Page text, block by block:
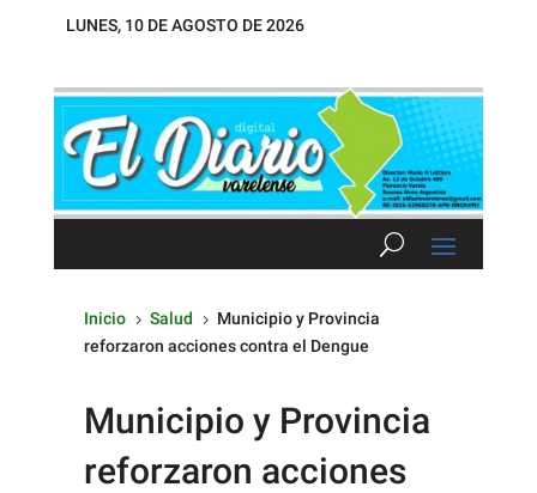
LUNES, 10 DE AGOSTO DE 2026
Inicio 5 Salud 5 Municipio y Provincia
reforzaron acciones contra el Dengue
Municipio y Provincia
reforzaron acciones